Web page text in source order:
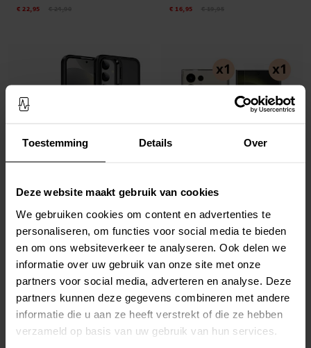
Toestemming Details Over
Deze website maakt gebruik van cookies
We gebruiken cookies om content en advertenties te
personaliseren, om functies voor social media te bieden
en om ons websiteverkeer te analyseren. Ook delen we
informatie over uw gebruik van onze site met onze
partners voor social media, adverteren en analyse. Deze
partners kunnen deze gegevens combineren met andere
informatie die u aan ze heeft verstrekt of die ze hebben
verzameld op basis van uw gebruik van hun services.
€ 22,95 € 16,95
Op voorraad
Samsung Galaxy S24 Ultra Hybridcase
Kickstand MagSafe Zwart
€ 19,95
Op voorraad
Samsung Galaxy S24 Ultra Set MagSafe-
hoesje en Screenprotector
€ 23,95 € 29,90